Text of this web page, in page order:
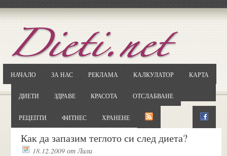
НАЧАЛО ЗА НАС РЕКЛАМА КАЛКУЛАТОР КАРТА
ДИЕТИ ЗДРАВЕ КРАСОТА ОТСЛАБВАНЕ
РЕЦЕПТИ ФИТНЕС ХРАНЕНЕ
Как да запазим теглото си след диета?
18.12.2009 отЛили
ОтворетеGoogle.bg
Потърсете "Cloxy"
Кликнете на първия резултат
... и я въведете в полето: